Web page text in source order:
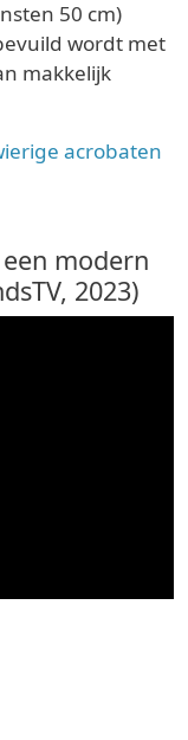
50 cm)
wordt met
makkelijk
acrobaten
modern
2023)